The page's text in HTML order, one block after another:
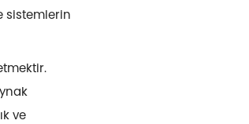
sistemlerin
ve